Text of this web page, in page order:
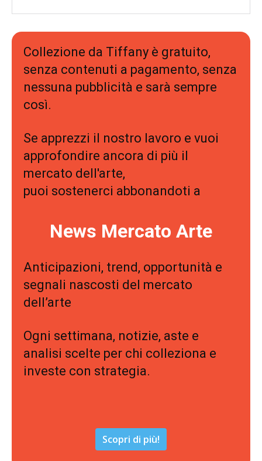
Collezione da Tiffany è gratuito,
senza contenuti a pagamento, senza
nessuna pubblicità e sarà sempre
così.
Se apprezzi il nostro lavoro e vuoi
approfondire ancora di più il
mercato dell'arte,
puoi sostenerci abbonandoti a
News Mercato Arte
Anticipazioni, trend, opportunità e
segnali nascosti del mercato
dell’arte
Ogni settimana, notizie, aste e
analisi scelte per chi colleziona e
investe con strategia.
Scopri di più!